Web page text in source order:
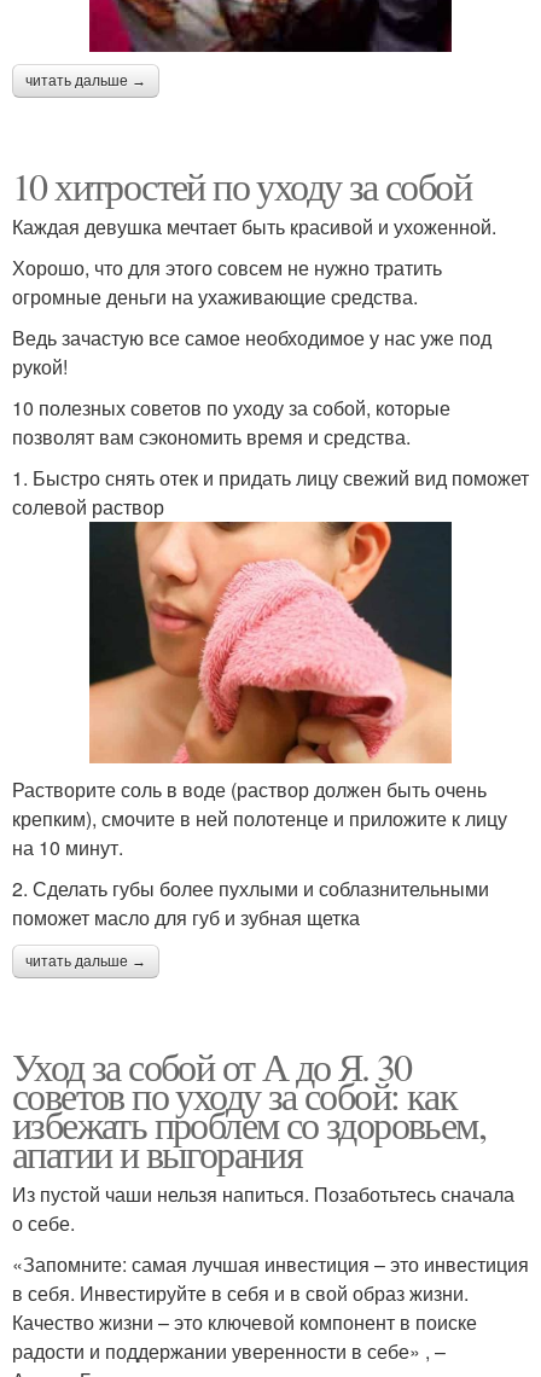
читать дальше →
10 хитростей по уходу за собой
Каждая девушка мечтает быть красивой и ухоженной.
Хорошо, что для этого совсем не нужно тратить
огромные деньги на ухаживающие средства.
Ведь зачастую все самое необходимое у нас уже под
рукой!
10 полезных советов по уходу за собой, которые
позволят вам сэкономить время и средства.
1. Быстро снять отек и придать лицу свежий вид поможет
солевой раствор
Растворите соль в воде (раствор должен быть очень
крепким), смочите в ней полотенце и приложите к лицу
на 10 минут.
2. Сделать губы более пухлыми и соблазнительными
поможет масло для губ и зубная щетка
читать дальше →
Уход за собой от А до Я. 30
советов по уходу за собой: как
избежать проблем со здоровьем,
апатии и выгорания
Из пустой чаши нельзя напиться. Позаботьтесь сначала
о себе.
«Запомните: самая лучшая инвестиция – это инвестиция
в себя. Инвестируйте в себя и в свой образ жизни.
Качество жизни – это ключевой компонент в поиске
радости и поддержании уверенности в себе» , –